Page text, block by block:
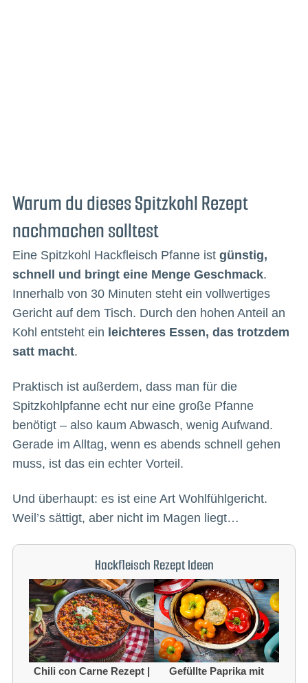
Warum du dieses Spitzkohl Rezept
nachmachen solltest
Eine Spitzkohl Hackfleisch Pfanne ist günstig,
schnell und bringt eine Menge Geschmack.
Innerhalb von 30 Minuten steht ein vollwertiges
Gericht auf dem Tisch. Durch den hohen Anteil an
Kohl entsteht ein leichteres Essen, das trotzdem
satt macht.
Praktisch ist außerdem, dass man für die
Spitzkohlpfanne echt nur eine große Pfanne
benötigt – also kaum Abwasch, wenig Aufwand.
Gerade im Alltag, wenn es abends schnell gehen
muss, ist das ein echter Vorteil.
Und überhaupt: es ist eine Art Wohlfühlgericht.
Weil’s sättigt, aber nicht im Magen liegt…
Hackfleisch Rezept Ideen
Chili con Carne Rezept |
Gefüllte Paprika mit